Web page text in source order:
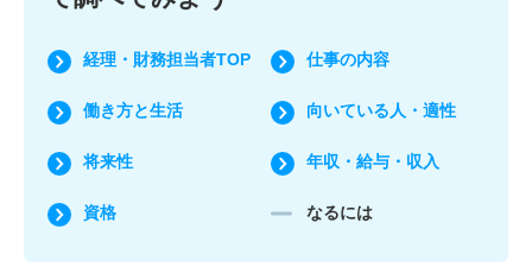
経理・財務担当者TOP 仕事の内容
働き方と生活 向いている人・適性
将来性 年収・給与・収入
資格 なるには